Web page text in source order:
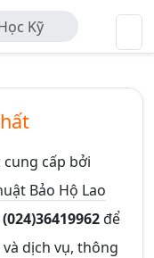
Kỹ
Nam
cấp bởi
Bảo Hộ Lao
(024)36419962để
dịch vụ, thông